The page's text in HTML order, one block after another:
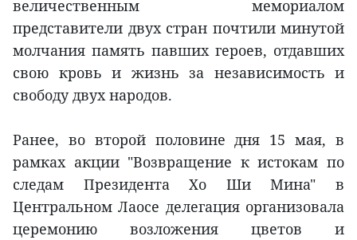
величественным мемориалом
представители двух стран почтили минутой
молчания память павших героев, отдавших
свою кровь и жизнь за независимость и
свободу двух народов.
Ранее, во второй половине дня 15 мая, в
рамках акции "Возвращение к истокам по
следам Президента Хо Ши Мина" в
Центральном Лаосе делегация организовала
церемонию возложения цветов и